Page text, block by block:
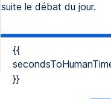
suite le débat du jour.
{{
}}